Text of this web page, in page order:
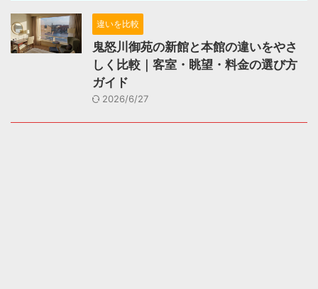
違いを比較
鬼怒川御苑の新館と本館の違いをやさ
しく比較｜客室・眺望・料金の選び方
ガイド
2026/6/27